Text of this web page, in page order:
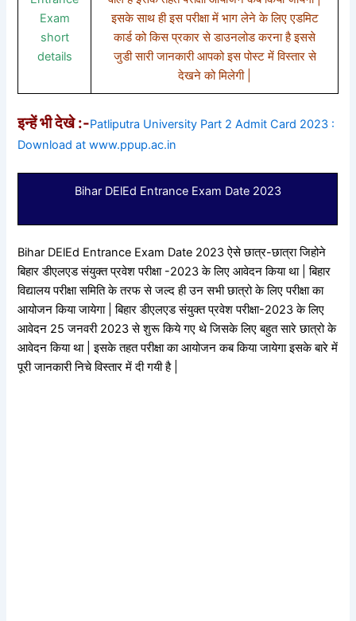
Exam
short
details
इसके साथ ही इस परीक्षा में भाग लेने के लिए एडमिट
कार्ड को किस प्रकार से डाउनलोड करना है इससे
जुडी सारी जानकारी आपको इस पोस्ट में विस्तार से
देखने को मिलेगी |
इन्हें भी देखे :-Patliputra University Part 2 Admit Card 2023 :
Download at www.ppup.ac.in
Bihar DElEd Entrance Exam Date 2023
Bihar DElEd Entrance Exam Date 2023 ऐसे छात्र-छात्रा जिहोने
बिहार डीएलएड संयुक्त प्रवेश परीक्षा -2023 के लिए आवेदन किया था | बिहार
विद्यालय परीक्षा समिति के तरफ से जल्द ही उन सभी छात्रो के लिए परीक्षा का
आयोजन किया जायेगा | बिहार डीएलएड संयुक्त प्रवेश परीक्षा-2023 के लिए
आवेदन 25 जनवरी 2023 से शुरू किये गए थे जिसके लिए बहुत सारे छात्रो के
आवेदन किया था | इसके तहत परीक्षा का आयोजन कब किया जायेगा इसके बारे में
पूरी जानकारी निचे विस्तार में दी गयी है |